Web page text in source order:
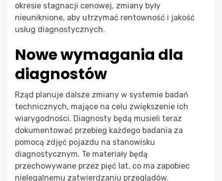
okresie stagnacji cenowej, zmiany były
nieuniknione, aby utrzymać rentowność i jakość
usług diagnostycznych.
Nowe wymagania dla
diagnostów
Rząd planuje dalsze zmiany w systemie badań
technicznych, mające na celu zwiększenie ich
wiarygodności. Diagnosty będą musieli teraz
dokumentować przebieg każdego badania za
pomocą zdjęć pojazdu na stanowisku
diagnostycznym. Te materiały będą
przechowywane przez pięć lat, co ma zapobiec
nielegalnemu zatwierdzaniu przeglądów.